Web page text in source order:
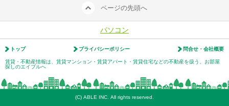
ページの先頭へ
パソコン
トップ プライバシーポリシー 問合せ・会社概要
賃貸・不動産情報は、賃貸マンション・賃貸アパート・賃貸住宅などの不動産を扱う、お部屋
探しのエイブルへ
(C) ABLE INC. All rights reserved.